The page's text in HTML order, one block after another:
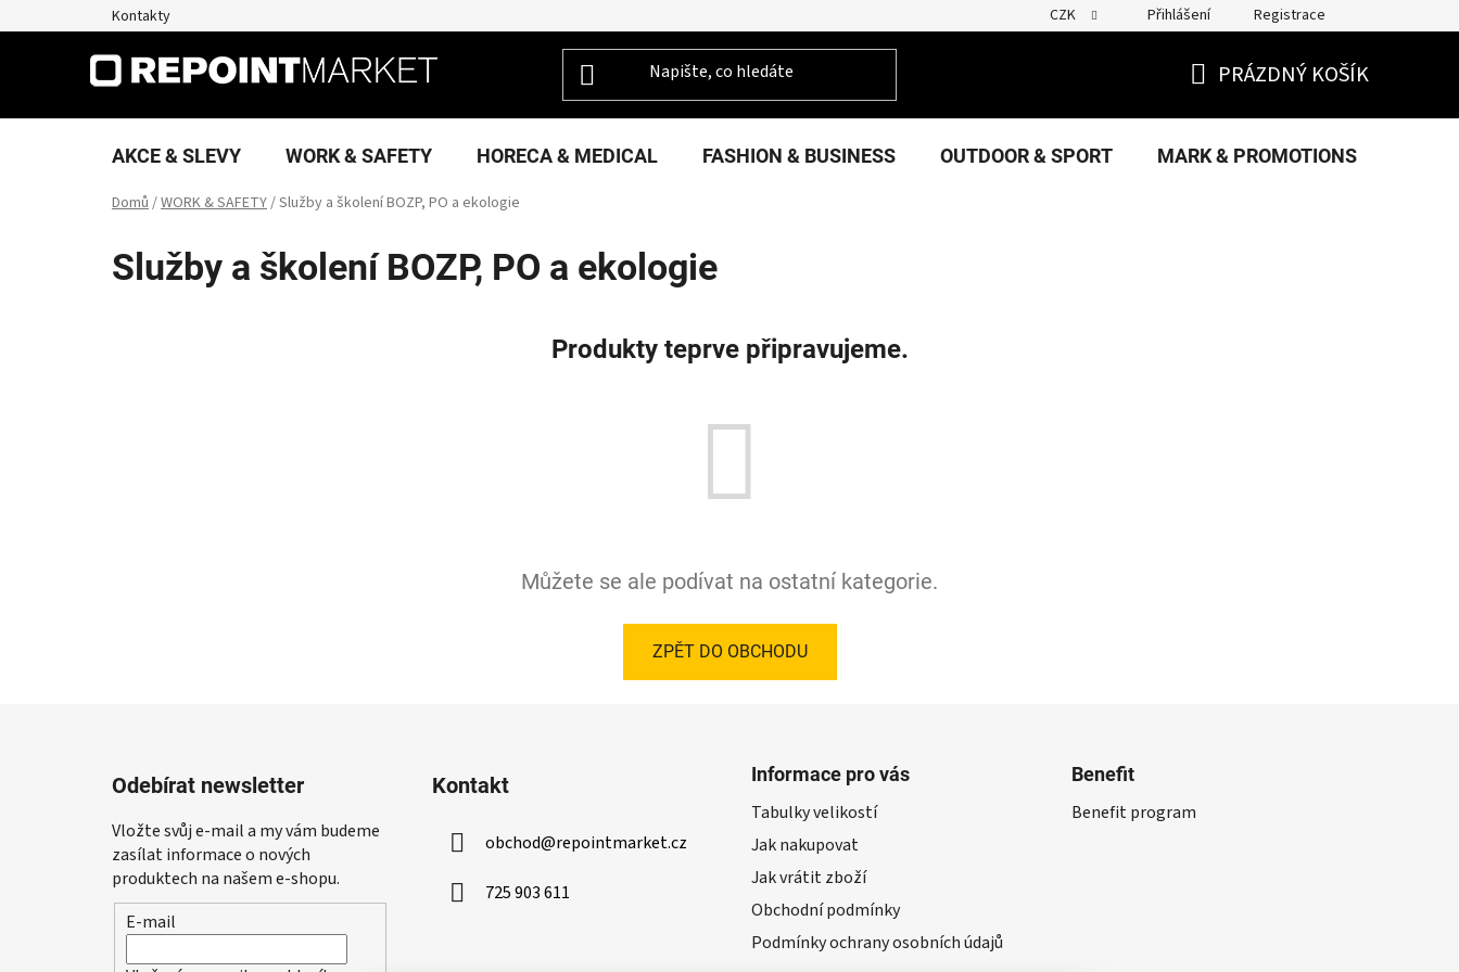
na
Kontakty CZK Přihlášení Registrace
KOŠÍK
PRÁZDNÝ KOŠÍK
AKCE & SLEVY WORK & SAFETY HORECA & MEDICAL FASHION & BUSINESS OUTDOOR & SPORT MARK & PROMOTIONS
Domů/WORK & SAFETY/Služby a školení BOZP, PO a ekologie
Služby a školení BOZP, PO a ekologie
Produkty teprve připravujeme.
Můžete se ale podívat na ostatní kategorie.
ZPĚT DO OBCHODU
Odebírat newsletter
Vložte svůj e-mail a my vám budeme
zasílat informace o nových
produktech na našem e-shopu.
E-mail
Kontakt
obchod@repointmarket.cz
725 903 611
Informace pro vás
Tabulky velikostí
Jak nakupovat
Jak vrátit zboží
Obchodní podmínky
Podmínky ochrany osobních údajů
Benefit
Benefit program